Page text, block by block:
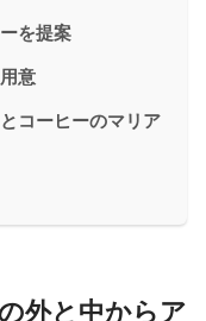
を提案
意
コーヒーのマリア
外と中からア